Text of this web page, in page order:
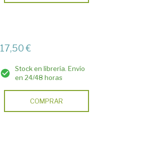
17,50 €
Stock en librería. Envío
en 24/48 horas
COMPRAR